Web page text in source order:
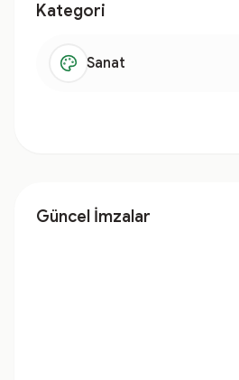
Kategori
Sanat
Güncel İmzalar